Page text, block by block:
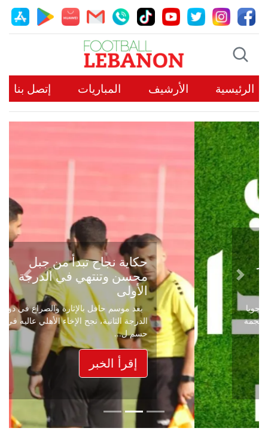
الرئيسية الأرشيف المباريات إتصل بنا
حكاية نجاح تبدأ من جبل
محسن وتنتهي في الدرجة
الأولى
بعد موسم حافل بالإثارة والصراع في دوري
الدرجة الثانية، نجح الإخاء الأهلي عاليه في
حسم ل...
إقرأ الخبر
Previous
Next